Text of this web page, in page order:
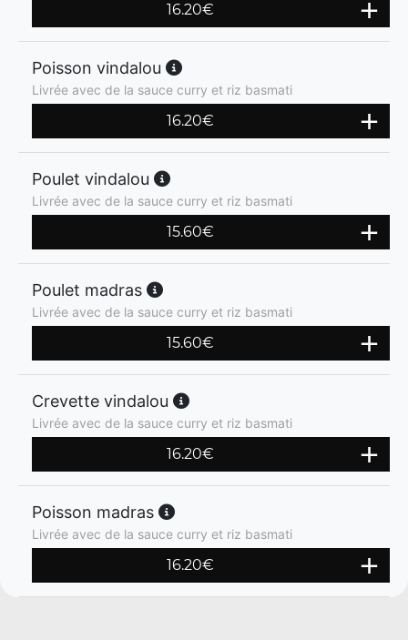
16.20€
Poisson vindalou
Livrée avec de la sauce curry et riz basmati
16.20€
Poulet vindalou
Livrée avec de la sauce curry et riz basmati
15.60€
Poulet madras
Livrée avec de la sauce curry et riz basmati
15.60€
Crevette vindalou
Livrée avec de la sauce curry et riz basmati
16.20€
Poisson madras
Livrée avec de la sauce curry et riz basmati
16.20€